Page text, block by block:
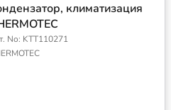
климатизация
No: KTT110271